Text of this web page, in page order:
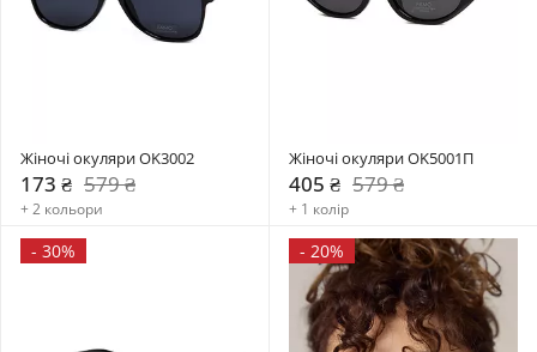
Жіночі окуляри OK3002
173 ₴ 579 ₴
+ 2 кольори
Жіночі окуляри OK5001П
405 ₴ 579 ₴
+ 1 колір
- 30% - 20%